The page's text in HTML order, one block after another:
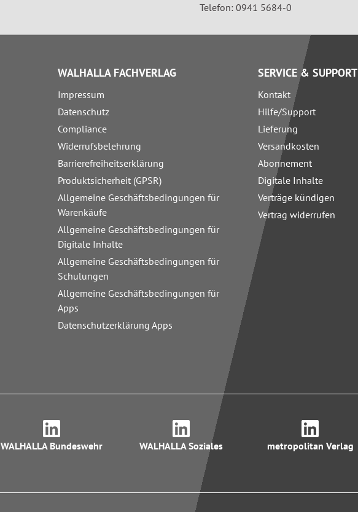
Telefon: 0941 5684-0
WALHALLA FACHVERLAG
Impressum
Datenschutz
Compliance
Widerrufsbelehrung
Barrierefreiheitserklärung
Produktsicherheit (GPSR)
Allgemeine Geschäftsbedingungen für
Warenkäufe
Allgemeine Geschäftsbedingungen für
Digitale Inhalte
Allgemeine Geschäftsbedingungen für
Schulungen
Allgemeine Geschäftsbedingungen für
Apps
Datenschutzerklärung Apps
SERVICE & SUPPORT
Kontakt
Hilfe/Support
Lieferung
Versandkosten
Abonnement
Digitale Inhalte
Verträge kündigen
Vertrag widerrufen
WALHALLA Bundeswehr WALHALLA Soziales metropolitan Verlag